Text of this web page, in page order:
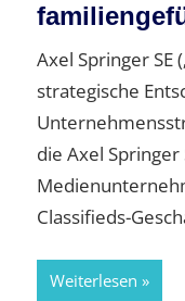
Axel Springer SE
strategische
die Axel Springer
Classifieds-
Weiterlesen